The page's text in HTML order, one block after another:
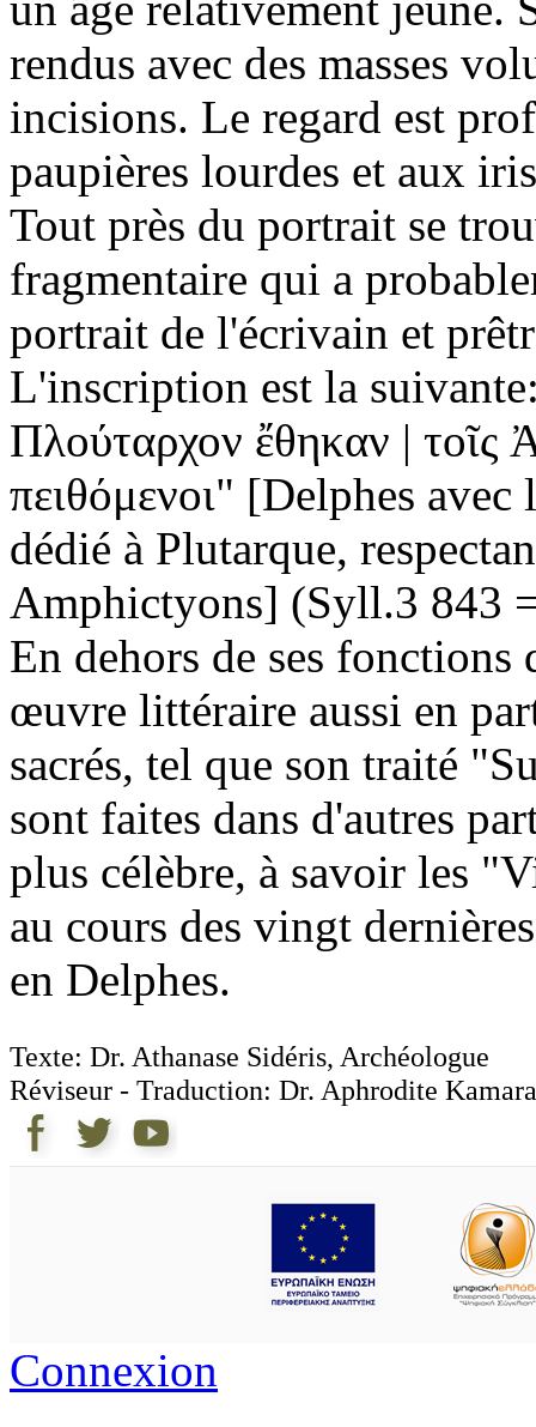
rendus avec des masses
incisions. Le regard est
paupières lourdes et aux
Tout près du portrait se
fragmentaire qui a
portrait de l'écrivain et
L'inscription est la
Πλούταρχον ἔθηκαν | τοῖς
πειθόμενοι" [Delphes
dédié à Plutarque,
Amphictyons] (Syll.3 843
En dehors de ses fonctions
œuvre littéraire aussi en
sacrés, tel que son traité
sont faites dans d'autres
plus célèbre, à savoir les
au cours des vingt
en Delphes.
Texte: Dr. Athanase Sidéris, Archéologue
Réviseur - Traduction: Dr. Aphrodite
Connexion